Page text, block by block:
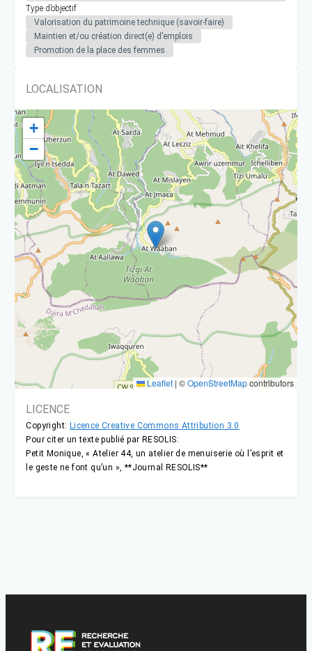
Type d’objectif
Valorisation du patrimoine technique (savoir-faire)
Maintien et/ou création direct(e) d’emplois
Promotion de la place des femmes
LOCALISATION
+
−
Leaflet | ©OpenStreetMapcontributors
LICENCE
Copyright: Licence Creative Commons Attribution 3.0
Pour citer un texte publié par RESOLIS:
Petit Monique, « Atelier 44, un atelier de menuiserie où l’esprit et
le geste ne font qu’un », **Journal RESOLIS**